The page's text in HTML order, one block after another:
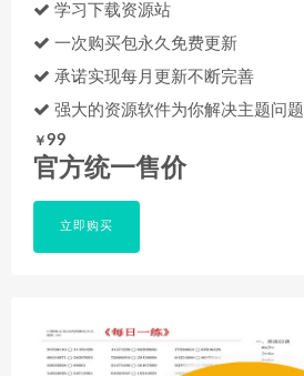
学习下载资源站
一次购买包永久免费更新
承诺实现每月更新不断完善
强大的资源软件为你解决主题问题
￥99
官方统一售价
立即购买